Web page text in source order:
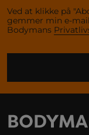
Ved at klikke på
gemmer min e-
Bodymans